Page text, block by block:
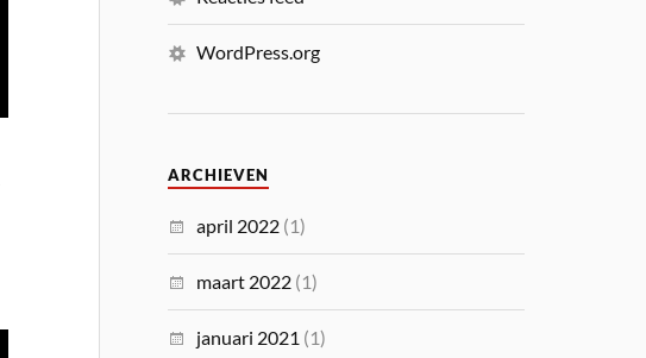
WordPress.org
ARCHIEVEN
april 2022 (1)
maart 2022 (1)
januari 2021 (1)